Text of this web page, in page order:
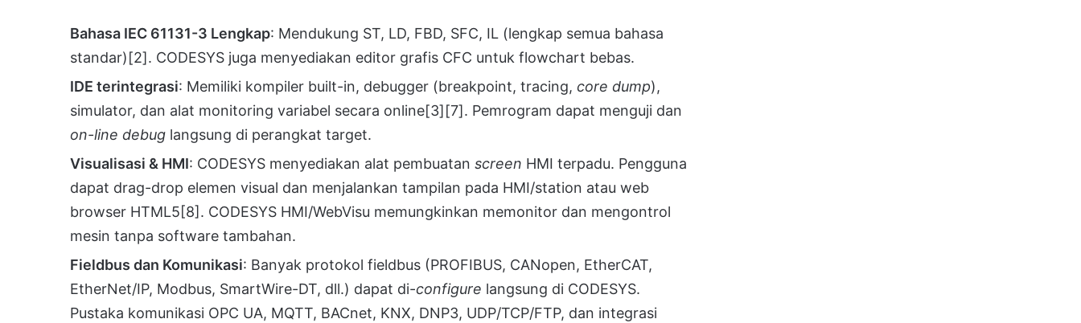
Bahasa IEC 61131-3 Lengkap: Mendukung ST, LD, FBD, SFC, IL (lengkap semua bahasa
standar)[2]. CODESYS juga menyediakan editor grafis CFC untuk flowchart bebas.
IDE terintegrasi: Memiliki kompiler built-in, debugger (breakpoint, tracing, core dump),
simulator, dan alat monitoring variabel secara online[3][7]. Pemrogram dapat menguji dan
on-line debug langsung di perangkat target.
Visualisasi & HMI: CODESYS menyediakan alat pembuatan screen HMI terpadu. Pengguna
dapat drag-drop elemen visual dan menjalankan tampilan pada HMI/station atau web
browser HTML5[8] . CODESYS HMI/WebVisu memungkinkan memonitor dan mengontrol
mesin tanpa software tambahan.
Fieldbus dan Komunikasi: Banyak protokol fieldbus (PROFIBUS, CANopen, EtherCAT,
EtherNet/IP, Modbus, SmartWire-DT, dll.) dapat di-configure langsung di CODESYS.
Pustaka komunikasi OPC UA, MQTT, BACnet, KNX, DNP3, UDP/TCP/FTP, dan integrasi